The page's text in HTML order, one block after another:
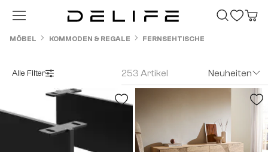
Zum Hauptinhalt springen
MÖBEL KOMMODEN & REGALE FERNSEHTISCHE
Alle Filter 253 Artikel Neuheiten